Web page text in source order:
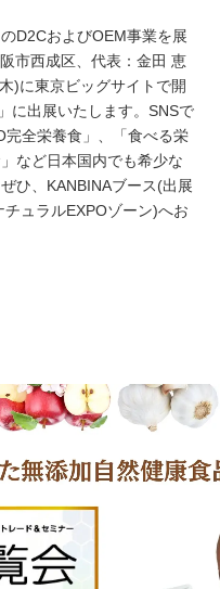
D2CおよびOEM事業を展
市西成区、代表：金田 恵
)に東京ビッグサイトで開
に出展いたします。SNSで
全栄養食」、「食べる栄
など日本国内でも希少な
ひ、KANBINAブース(出展
ュラルEXPOゾーン)へお